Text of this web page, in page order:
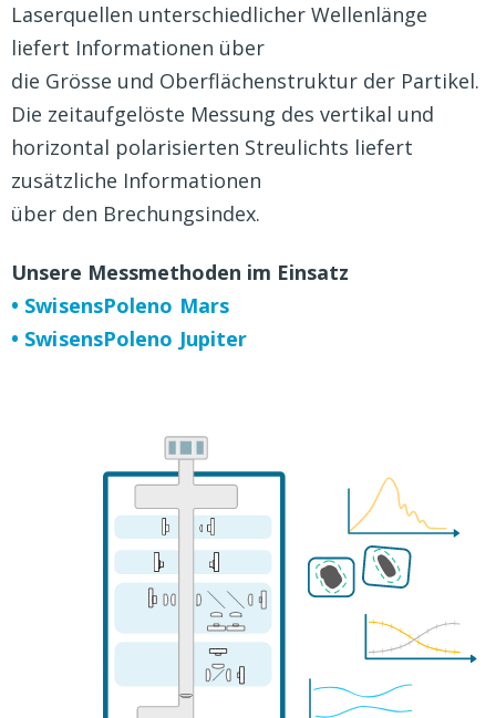
Laserquellen unterschiedlicher Wellenlänge
liefert Informationen über
die Grösse und Oberflächenstruktur der Partikel.
Die zeitaufgelöste Messung des vertikal und
horizontal polarisierten Streulichts liefert
zusätzliche Informationen
über den Brechungsindex.
Unsere Messmethoden im Einsatz
• SwisensPoleno Mars
• SwisensPoleno Jupiter